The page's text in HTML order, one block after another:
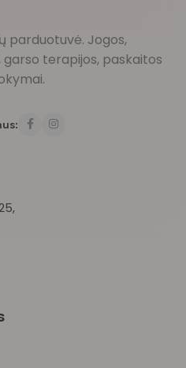
parduotuvė. Jogos,
garso terapijos, paskaitos